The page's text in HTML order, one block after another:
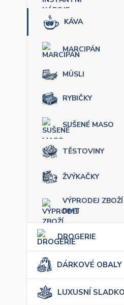
KÁVA
MARCIPÁN
MÜSLI
RYBIČKY
SUŠENÉ MASO
TĚSTOVINY
ŽVÝKAČKY
VÝPRODEJ
DMT
DROGERIE
DÁRKOVÉ OBALY
LUXUSNÍ